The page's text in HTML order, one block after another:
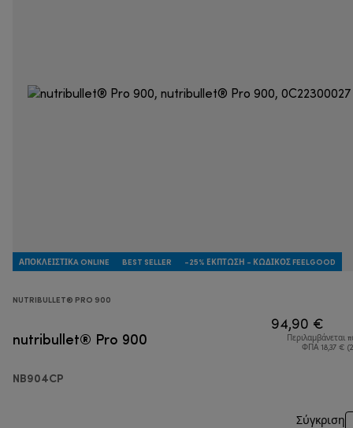
ΑΠΟΚΛΕΙΣΤΙΚA ONLINE BEST SELLER -25% ΈΚΠΤΩΣΗ - ΚΩΔΙΚΌΣ FEELGOOD
NUTRIBULLET® PRO 900
nutribullet® Pro 900
NB904CP
94,90 €
Περιλαμβάνεται
ΦΠΑ 18,37 €
Σύγκριση